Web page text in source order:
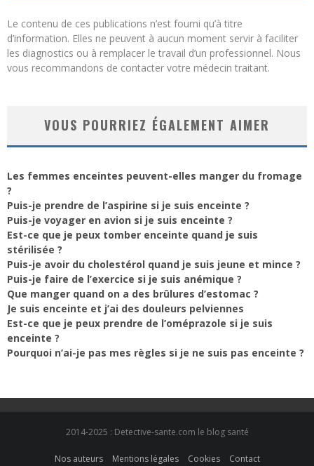
Le contenu de ces publications n’est fourni qu’à titre
d’information. Elles ne peuvent à aucun moment servir à faciliter
les diagnostics ou à remplacer le travail d’un professionnel. Nous
vous recommandons de contacter votre médecin traitant.
VOUS POURRIEZ ÉGALEMENT AIMER
Les femmes enceintes peuvent-elles manger du fromage
?
Puis-je prendre de l’aspirine si je suis enceinte ?
Puis-je voyager en avion si je suis enceinte ?
Est-ce que je peux tomber enceinte quand je suis
stérilisée ?
Puis-je avoir du cholestérol quand je suis jeune et mince ?
Puis-je faire de l’exercice si je suis anémique ?
Que manger quand on a des brûlures d’estomac ?
Je suis enceinte et j’ai des douleurs pelviennes
Est-ce que je peux prendre de l’oméprazole si je suis
enceinte ?
Pourquoi n’ai-je pas mes règles si je ne suis pas enceinte ?
2014-2025 : Detective-sante.com le blog santé
Nos auteurs Mentions légales Cookies Contact